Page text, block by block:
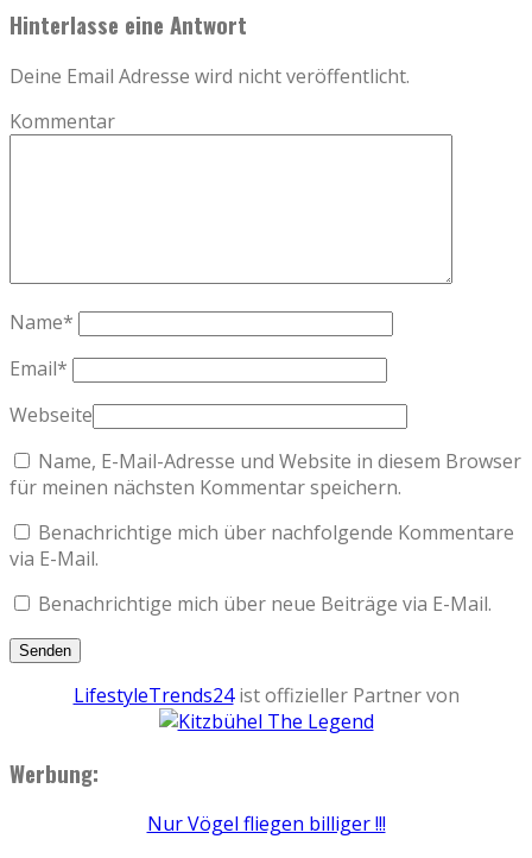
Hinterlasse eine Antwort
Deine Email Adresse wird nicht veröffentlicht.
Kommentar
Name*
Email*
Webseite
Name, E-Mail-Adresse und Website in diesem Browser
für meinen nächsten Kommentar speichern.
Benachrichtige mich über nachfolgende Kommentare
via E-Mail.
Benachrichtige mich über neue Beiträge via E-Mail.
LifestyleTrends24ist offizieller Partner von
Werbung:
Nur Vögel fliegen billiger !!!